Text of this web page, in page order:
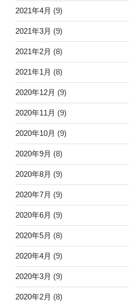
2021年4月 (9)
2021年3月 (9)
2021年2月 (8)
2021年1月 (8)
2020年12月 (9)
2020年11月 (9)
2020年10月 (9)
2020年9月 (8)
2020年8月 (9)
2020年7月 (9)
2020年6月 (9)
2020年5月 (8)
2020年4月 (9)
2020年3月 (9)
2020年2月 (8)